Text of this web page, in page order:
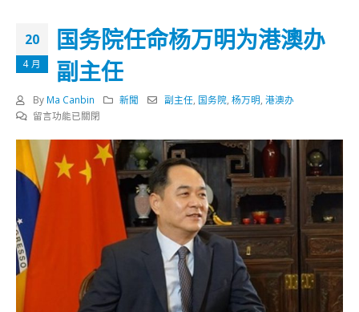
20
4 月
国务院任命杨万明为港澳办
副主任
By Ma Canbin 新聞 副主任 国务院 ,杨万明 ,港澳办
在
院
任
命
杨
万
明
留言功能已關閉